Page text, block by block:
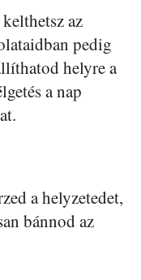
az
pedig
helyre a
a nap
a helyzetedet,
bánnod az